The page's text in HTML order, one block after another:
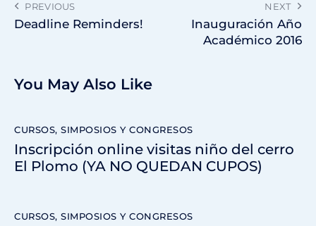
PREVIOUS
Deadline Reminders!
NEXT
Inauguración Año
Académico 2016
You May Also Like
CURSOS, SIMPOSIOS Y CONGRESOS
Inscripción online visitas niño del cerro
El Plomo (YA NO QUEDAN CUPOS)
CURSOS, SIMPOSIOS Y CONGRESOS